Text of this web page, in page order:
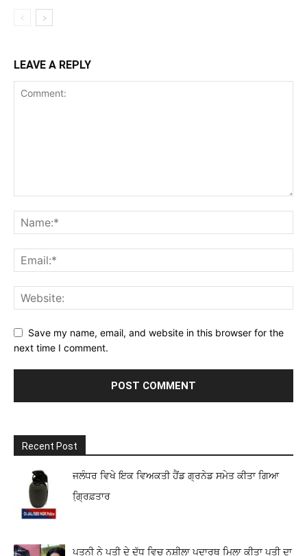
LEAVE A REPLY
Save my name, email, and website in this browser for the
next time I comment.
Recent Post
ਜਲੰਧਰ ਵਿਖੇ ਇਕ ਵਿਅਕਤੀ ਹੈਂਡ ਗ੍ਰਨੇਡ ਸਮੇਤ ਕੀਤਾ ਗਿਆ
ਗ੍ਰਿ਼ਫ਼ਤਾਰ
ਪਤਨੀ ਨੇ ਪਤੀ ਦੇ ਦੁੱਧ ਵਿਚ ਨਸ਼ੀਲਾ ਪਦਾਰਥ ਮਿਲਾ ਕੀਤਾ ਪਤੀ ਦਾ